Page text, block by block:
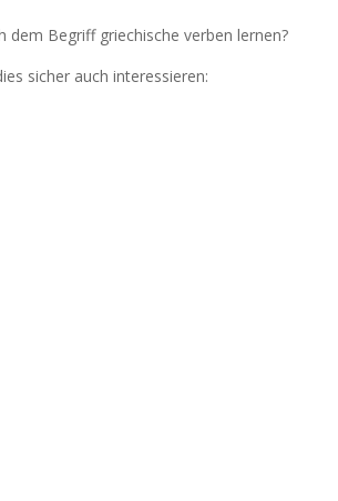
dem Begriff griechische verben lernen?
sicher auch interessieren: